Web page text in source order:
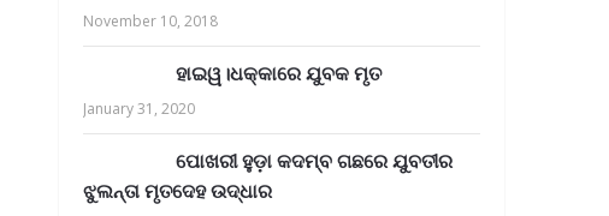
November 10, 2018
ହାଇୱ।ଧକ୍କାରେ ଯୁବକ ମୃତ
January 31, 2020
ପୋଖରୀ ହୁଡ଼ା କଦମ୍ବ ଗଛରେ ଯୁବତୀର
ଝୁଲନ୍ତା ମୃତଦେହ ଉଦ୍ଧାର